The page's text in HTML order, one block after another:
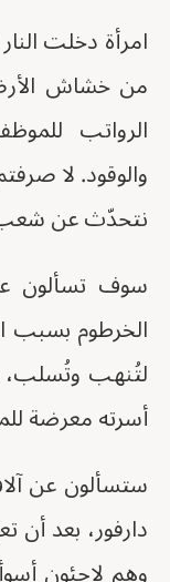
امرأة دخلت
من خشاش
الرواتب
والوقود. لا
نتحدّث عن
الخرطوم بسبب
لتُنهب وتُسلب،
أسرته معرضة
ستسألون عن
دارفور، بعد